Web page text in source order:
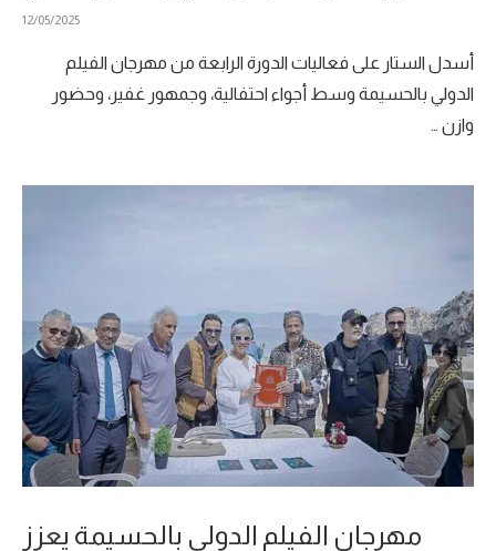
12/05/2025
أسدل الستار على فعاليات الدورة الرابعة من مهرجان الفيلم
الدولي بالحسيمة وسط أجواء احتفالية، وجمهور غفير، وحضور
وازن …
مهرجان الفيلم الدولي بالحسيمة يعزز